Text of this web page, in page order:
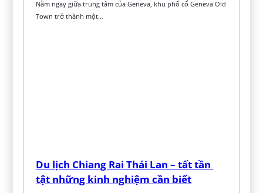
Nằm ngay giữa trung tâm của Geneva, khu phố cổ Geneva Old
Town trở thành một…
Du lịch Chiang Rai Thái Lan – tất tần
tật những kinh nghiệm cần biết